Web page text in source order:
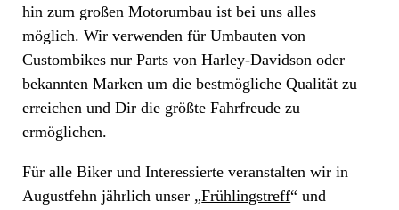
hin zum großen Motorumbau ist bei uns alles
möglich. Wir verwenden für Umbauten von
Custombikes nur Parts von Harley-Davidson oder
bekannten Marken um die bestmögliche Qualität zu
erreichen und Dir die größte Fahrfreude zu
ermöglichen.
Für alle Biker und Interessierte veranstalten wir in
Augustfehn jährlich unser „Frühlingstreff“ und